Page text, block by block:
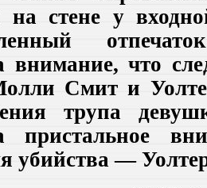
на стене у
внимание, что
Смит и
трупа
пристальное
убийства —